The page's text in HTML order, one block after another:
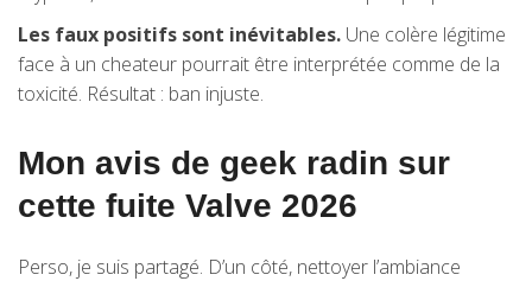
Les faux positifs sont inévitables. Une colère légitime
face à un cheateur pourrait être interprétée comme de la
toxicité. Résultat : ban injuste.
Mon avis de geek radin sur
cette fuite Valve 2026
Perso, je suis partagé. D’un côté, nettoyer l’ambiance